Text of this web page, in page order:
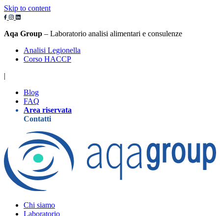
Skip to content
Aqa Group – Laboratorio analisi alimentari e consulenze
Analisi Legionella
Corso HACCP
|
Blog
FAQ
Area riservata
Contatti
Chi siamo
Laboratorio